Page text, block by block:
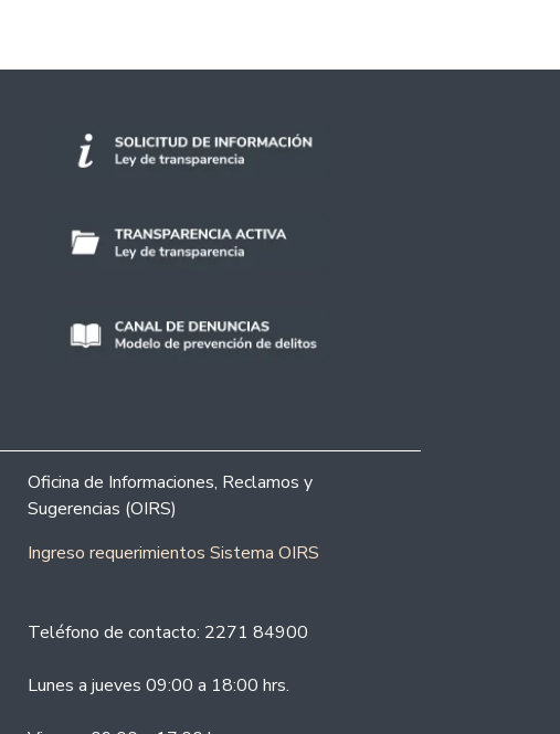
Oficina de Informaciones, Reclamos y
Sugerencias (OIRS)
Ingreso requerimientos Sistema OIRS
Teléfono de contacto: 2271 84900
Lunes a jueves 09:00 a 18:00 hrs.